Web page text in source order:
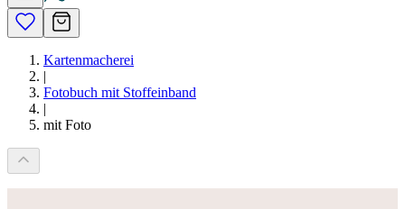
Kartenmacherei
|
Fotobuch mit Stoffeinband
|
mit Foto